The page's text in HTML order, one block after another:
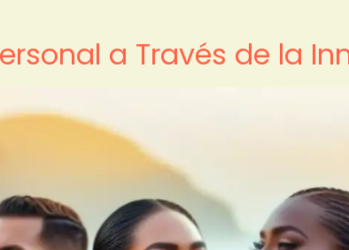
a Través de la